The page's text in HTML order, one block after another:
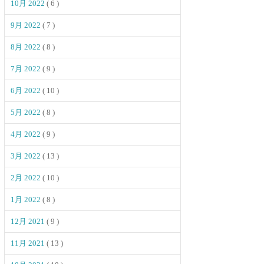
10月 2022 ( 6 )
9月 2022 ( 7 )
8月 2022 ( 8 )
7月 2022 ( 9 )
6月 2022 ( 10 )
5月 2022 ( 8 )
4月 2022 ( 9 )
3月 2022 ( 13 )
2月 2022 ( 10 )
1月 2022 ( 8 )
12月 2021 ( 9 )
11月 2021 ( 13 )